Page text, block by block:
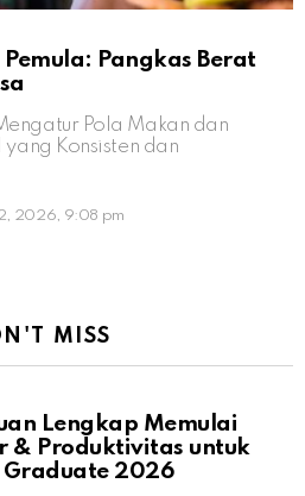
Pangkas Berat
Pola Makan dan
yang Konsisten dan
2026, 9:08 pm
MISS
Lengkap Memulai
& Produktivitas untuk
Graduate 2026